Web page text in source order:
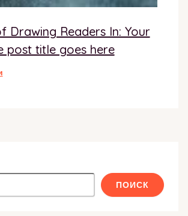
Drawing Readers In: Your
post title goes here
ПОИСК